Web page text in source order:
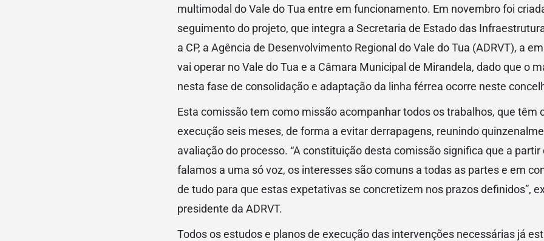
multimodal do Vale do Tua entre em funcionamento. Em novembro foi
seguimento do projeto, que integra a Secretaria de Estado das
a CP, a Agência de Desenvolvimento Regional do Vale do Tua (ADRVT), a
vai operar no Vale do Tua e a Câmara Municipal de Mirandela, dado que o
nesta fase de consolidação e adaptação da linha férrea ocorre neste
Esta comissão tem como missão acompanhar todos os trabalhos, que têm
execução seis meses, de forma a evitar derrapagens, reunindo
avaliação do processo. “A constituição desta comissão significa que a
falamos a uma só voz, os interesses são comuns a todas as partes e em
de tudo para que estas expetativas se concretizem nos prazos definidos”,
presidente da ADRVT.
Todos os estudos e planos de execução das intervenções necessárias já